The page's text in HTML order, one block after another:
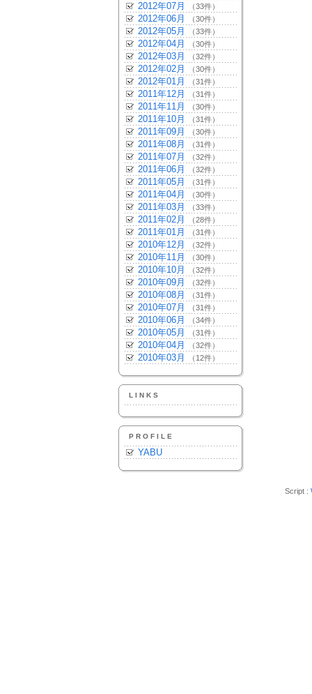
2012年07月 （33件）
2012年06月 （30件）
2012年05月 （33件）
2012年04月 （30件）
2012年03月 （32件）
2012年02月 （30件）
2012年01月 （31件）
2011年12月 （31件）
2011年11月 （30件）
2011年10月 （31件）
2011年09月 （30件）
2011年08月 （31件）
2011年07月 （32件）
2011年06月 （32件）
2011年05月 （31件）
2011年04月 （30件）
2011年03月 （33件）
2011年02月 （28件）
2011年01月 （31件）
2010年12月 （32件）
2010年11月 （30件）
2010年10月 （32件）
2010年09月 （32件）
2010年08月 （31件）
2010年07月 （31件）
2010年06月 （34件）
2010年05月 （31件）
2010年04月 （32件）
2010年03月 （12件）
LINKS
PROFILE
YABU
Script :